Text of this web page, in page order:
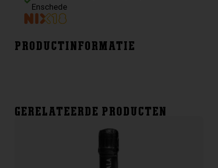
Enschede
PRODUCTINFORMATIE
GERELATEERDE PRODUCTEN